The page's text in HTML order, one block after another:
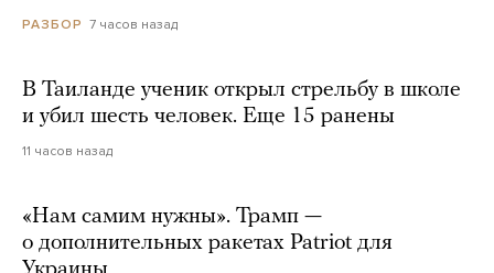
РАЗБОР 7 часов назад
В Таиланде ученик открыл стрельбу в школе
и убил шесть человек. Еще 15 ранены
11 часов назад
«Нам самим нужны». Трамп —
о дополнительных ракетах Patriot для